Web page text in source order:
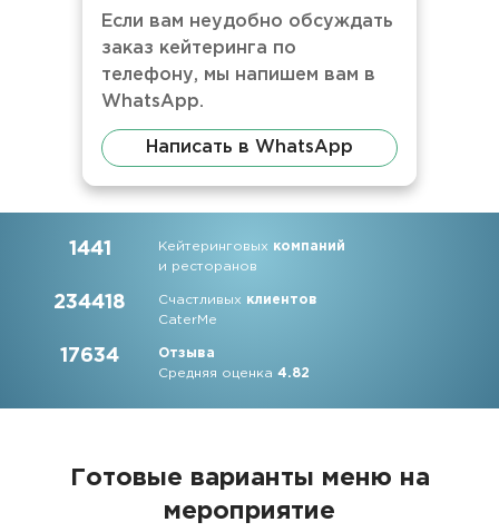
Если вам неудобно обсуждать
заказ кейтеринга по
телефону, мы напишем вам в
WhatsApp.
Написать в WhatsApp
1441 Кейтеринговых компаний
и ресторанов
234418 Счастливых клиентов
CaterMe
17634
Отзыва
Средняя оценка4.82
Готовые варианты меню на
мероприятие